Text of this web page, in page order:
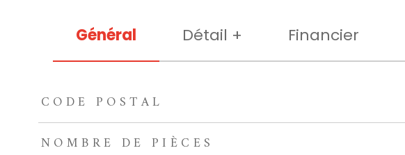
Général Détail + Financier
TRAD_ZEPHYR_Caracteristique
CODE POSTAL
NOMBRE DE PIÈCES